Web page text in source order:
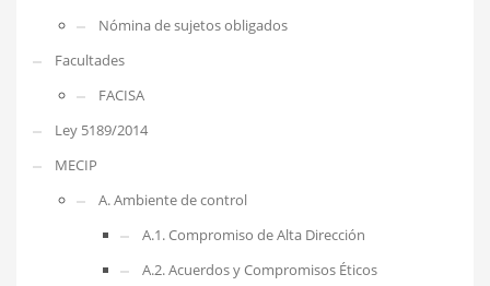
Nómina de sujetos obligados
Facultades
FACISA
Ley 5189/2014
MECIP
A. Ambiente de control
A.1. Compromiso de Alta Dirección
A.2. Acuerdos y Compromisos Éticos